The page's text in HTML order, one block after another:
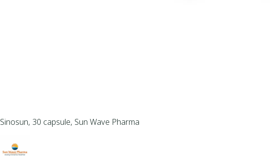
Sinosun, 30 capsule, Sun Wave Pharma